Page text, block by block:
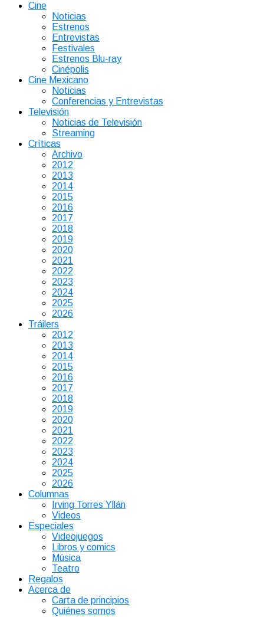
Cine
Noticias
Estrenos
Entrevistas
Festivales
Estrenos Blu-ray
Cinépolis
Cine Mexicano
Noticias
Conferencias y Entrevistas
Televisión
Noticias de Televisión
Streaming
Críticas
Archivo
2012
2013
2014
2015
2016
2017
2018
2019
2020
2021
2022
2023
2024
2025
2026
Tráilers
2012
2013
2014
2015
2016
2017
2018
2019
2020
2021
2022
2023
2024
2025
2026
Columnas
Irving Torres Yllán
Videos
Especiales
Videojuegos
Libros y comics
Música
Teatro
Regalos
Acerca de
Carta de principios
Quiénes somos